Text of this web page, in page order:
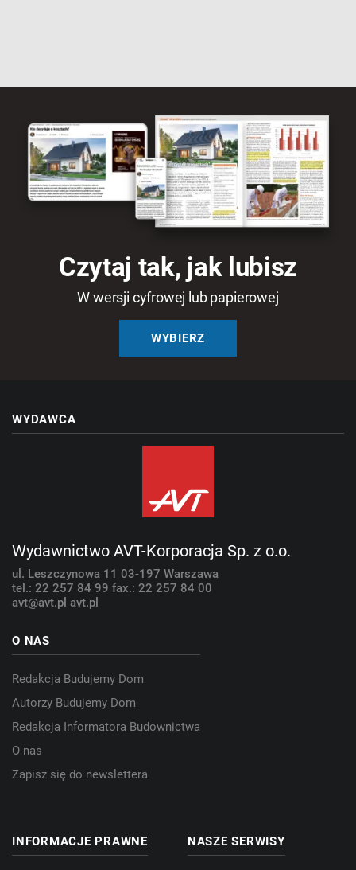
Czytaj tak, jak lubisz
W wersji cyfrowej lub papierowej
WYBIERZ
WYDAWCA
Wydawnictwo AVT-Korporacja Sp. z o.o.
ul. Leszczynowa 11 03-197 Warszawa
tel.: 22 257 84 99 fax.: 22 257 84 00
avt@avt.pl avt.pl
O NAS
Redakcja Budujemy Dom
Autorzy Budujemy Dom
Redakcja Informatora Budownictwa
O nas
Zapisz się do newslettera
INFORMACJE PRAWNE NASZE SERWISY